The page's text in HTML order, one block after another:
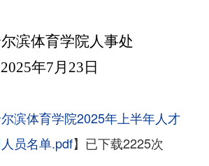
育学院人事处
2025年7月23日
滨体育学院2025年上半年人才
员名单.pdf】已下载2225次